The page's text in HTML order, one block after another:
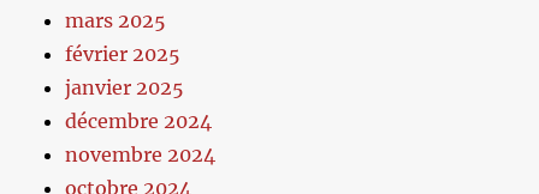
mars 2025
février 2025
janvier 2025
décembre 2024
novembre 2024
octobre 2024